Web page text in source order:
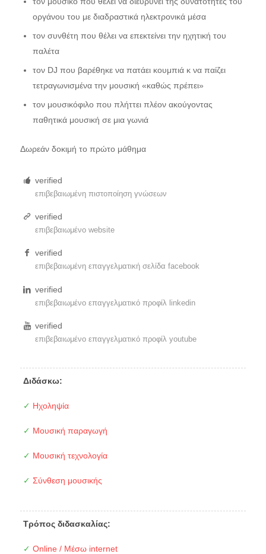
οργάνου του με διαδραστικά ηλεκτρονικά μέσα
τον συνθέτη που θέλει να επεκτείνει την ηχητική του
παλέτα
τον DJ που βαρέθηκε να πατάει κουμπιά κ να παίζει
τετραγωνισμένα την μουσική «καθώς πρέπει»
τον μουσικόφιλο που πλήττει πλέον ακούγοντας
παθητικά μουσική σε μια γωνιά
Δωρεάν δοκιμή το πρώτο μάθημα
verified
επιβεβαιωμένη πιστοποίηση γνώσεων
verified
επιβεβαιωμένο website
verified
επιβεβαιωμένη επαγγελματική σελίδα facebook
verified
επιβεβαιωμένο επαγγελματικό προφίλ linkedin
verified
επιβεβαιωμένο επαγγελματικό προφίλ youtube
Διδάσκω:
✓ Ηχοληψία
✓ Μουσική παραγωγή
✓ Μουσική τεχνολογία
✓ Σύνθεση μουσικής
Τρόπος διδασκαλίας:
✓ Online / Μέσω internet